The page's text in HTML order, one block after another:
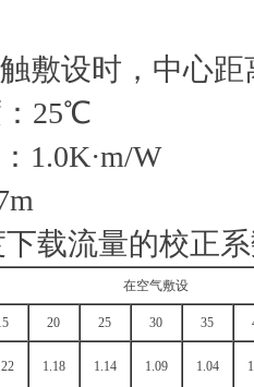
敷设时，中心距
25℃
1.0K·m/W
载流量的校正
在空气敷设
20 25 30 35
1.18 1.14 1.09 1.04